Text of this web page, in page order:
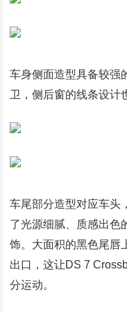
车身侧面造型具备较强
卫，侧后窗的线条设计
车尾部分造型对应车头
了光源细腻、质感出色
饰。大面积的黑色尾唇
出口，这让DS 7
分运动。